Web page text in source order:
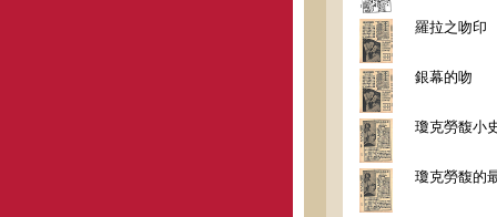
羅拉之吻印
銀幕的吻
瓊克勞馥小
瓊克勞馥的